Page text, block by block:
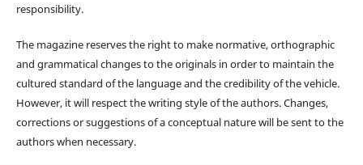
responsibility.
The magazine reserves the right to make normative, orthographic
and grammatical changes to the originals in order to maintain the
cultured standard of the language and the credibility of the vehicle.
However, it will respect the writing style of the authors. Changes,
corrections or suggestions of a conceptual nature will be sent to the
authors when necessary.